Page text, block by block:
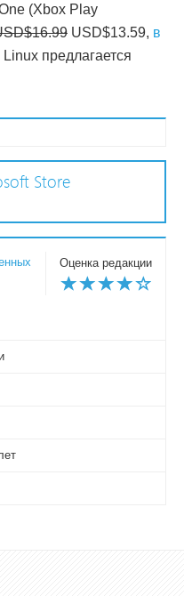
(Xbox Play
USD$13.59, в
предлагается
Store
Оценка редакции